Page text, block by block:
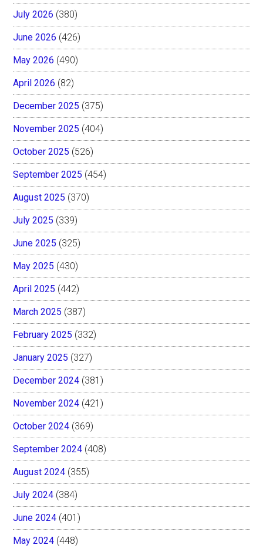
July 2026 (380)
June 2026 (426)
May 2026 (490)
April 2026 (82)
December 2025 (375)
November 2025 (404)
October 2025 (526)
September 2025 (454)
August 2025 (370)
July 2025 (339)
June 2025 (325)
May 2025 (430)
April 2025 (442)
March 2025 (387)
February 2025 (332)
January 2025 (327)
December 2024 (381)
November 2024 (421)
October 2024 (369)
September 2024 (408)
August 2024 (355)
July 2024 (384)
June 2024 (401)
May 2024 (448)